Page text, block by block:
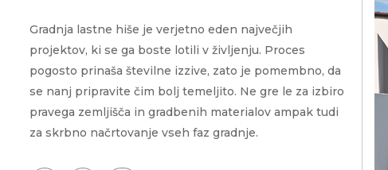
Topla voda
Topel dom
WPG
WPL
Naš razstavni prostor, kjer si lahko
ogledate naše toplotne črpalke
kjerkoli in kadarkoli
Gradnja lastne hiše je verjetno eden največjih
projektov, ki se ga boste lotili v življenju. Proces
pogosto prinaša številne izzive, zato je pomembno, da
se nanj pripravite čim bolj temeljito. Ne gre le za izbiro
pravega zemljišča in gradbenih materialov ampak tudi
za skrbno načrtovanje vseh faz gradnje.